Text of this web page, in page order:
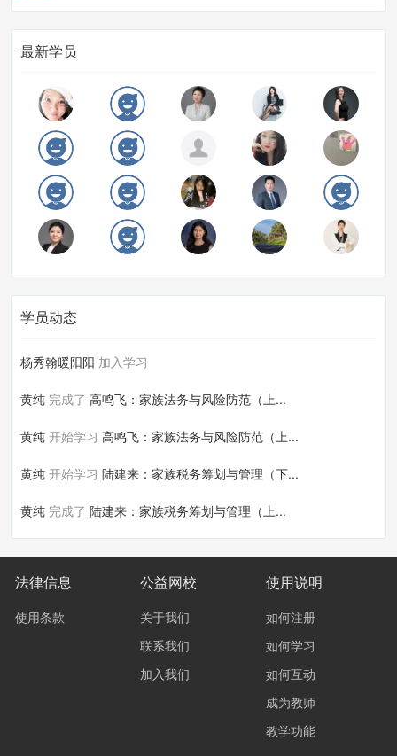
最新学员
学员动态
杨秀翰暖阳阳 加入学习
黄纯 完成了 高鸣飞：家族法务与风险防范（上...
黄纯 开始学习 高鸣飞：家族法务与风险防范（上...
黄纯 开始学习 陆建来：家族税务筹划与管理（下...
黄纯 完成了 陆建来：家族税务筹划与管理（上...
法律信息
使用条款
公益网校
关于我们
联系我们
加入我们
使用说明
如何注册
如何学习
如何互动
成为教师
教学功能